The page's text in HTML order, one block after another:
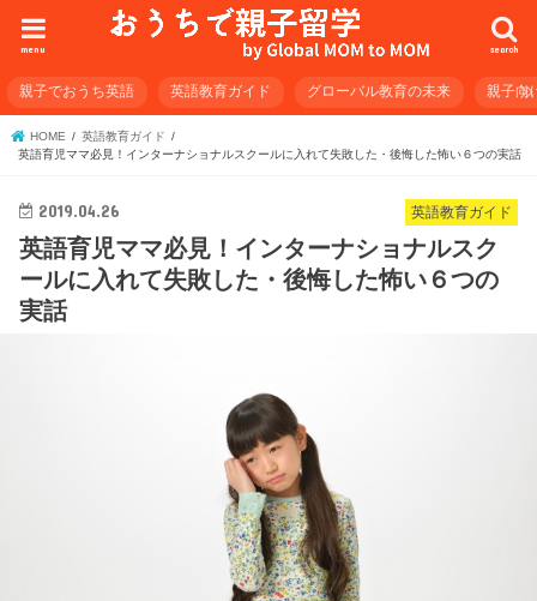
search
menu
親子でおうち英語 英語教育ガイド グローバル教育の未来 親子向
HOME
英語教育ガイド
英語育児ママ必見！インターナショナルスクールに入れて失敗した・後悔した怖い６つの実話
英語教育ガイド
2019.04.26
英語育児ママ必見！インターナショナルスク
ールに入れて失敗した・後悔した怖い６つの
実話